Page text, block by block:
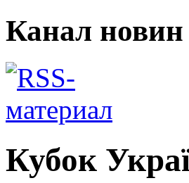
Канал новин
Кубок